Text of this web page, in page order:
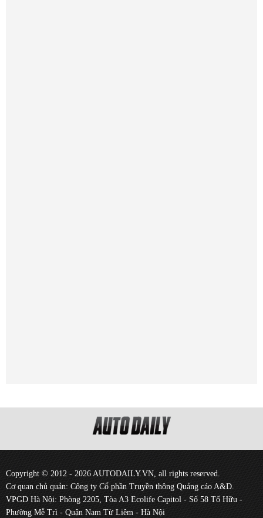
Copyright © 2012 - 2026 AUTODAILY.VN, all rights reserved.
Cơ quan chủ quản: Công ty Cổ phần Truyền thông Quảng cáo A&D.
VPGD Hà Nội: Phòng 2205, Tòa A3 Ecolife Capitol - Số 58 Tố Hữu -
Phường Mễ Trì - Quận Nam Từ Liêm - Hà Nội